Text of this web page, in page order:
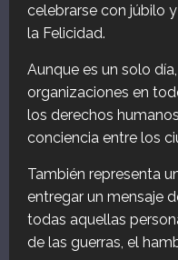
celebrarse con júbilo
la Felicidad.
Aunque es un solo
organizaciones en
los derechos
conciencia entre los
También representa
entregar un mensaje
todas aquellas
de las guerras, el